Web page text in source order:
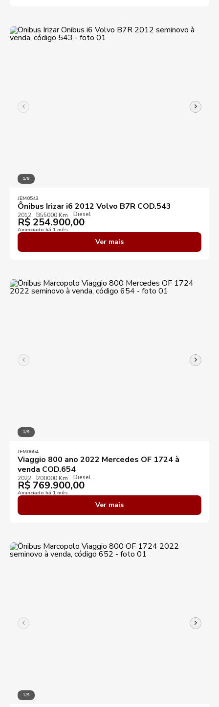
1/9
JEM0543
Ônibus Irizar i6 2012 Volvo B7R COD.543
2012 355000 Km Diesel
R$ 254.900,00
Anunciado há 1 mês
Ver mais
1/9
JEM0654
Viaggio 800 ano 2022 Mercedes OF 1724 à
venda COD.654
2022 200000 Km Diesel
R$ 769.900,00
Anunciado há 1 mês
Ver mais
1/9